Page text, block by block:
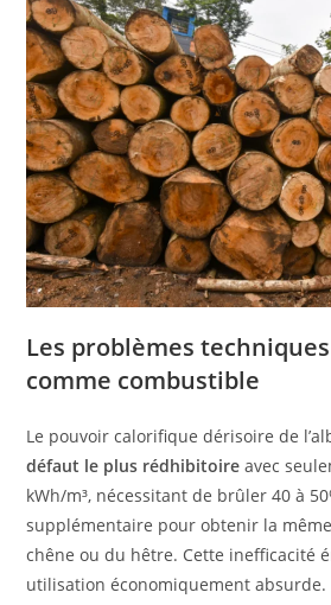
Les problèmes
comme combustible
Le pouvoir calorifique dérisoire de
défaut le plus rédhibitoire avec
kWh/m³, nécessitant de brûler 40 à
supplémentaire pour obtenir la
chêne ou du hêtre. Cette inefficacité
utilisation économiquement absurde.